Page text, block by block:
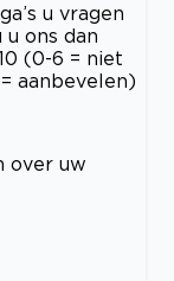
u vragen
ons dan
(0-6 = niet
aanbevelen)
over uw